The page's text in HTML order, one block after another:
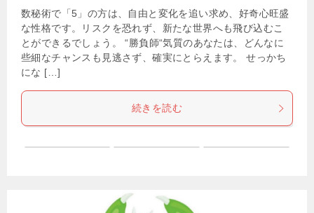
数秘術で「5」の方は、自由と変化を追い求め、好奇心旺盛
な性格です。リスクを恐れず、新たな世界へも飛び込むこ
とができるでしょう。 “勝負師“気質のあなたは、どんなに
些細なチャンスも見逃さず、確実にとらえます。 せっかち
にな […]
続きを読む